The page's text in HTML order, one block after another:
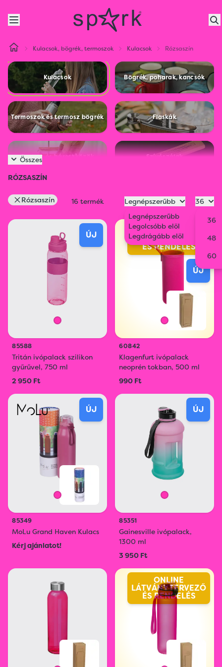
Kulacsok, bögrék, termoszok Kulacsok Rózsaszín
Kulacsok Bögrék, poharak, kancsók
Termoszok és termosz bögrék Flaskák
Szettek és báreszközök Szívószálak
Összes
RÓZSASZÍN
Rózsaszín 16 termék
Legnépszerűbb
Legnépszerűbb
Legolcsóbb elöl
Legdrágább elöl
36
36
48
60
ÚJ
85588
Tritán ivópalack szilikon
gyűrűvel, 750 ml
2 950 Ft
ONLINE
LÁTVÁNYTERVEZŐ
ÉS RENDELÉS
ÚJ
60842
Klagenfurt ivópalack
neoprén tokban, 500 ml
990 Ft
ÚJ
85349
MoLu Grand Haven Kulacs
Kérj ajánlatot!
ÚJ
85351
Gainesville ivópalack,
1300 ml
3 950 Ft
ONLINE
LÁTVÁNYTERVEZŐ
ÉS RENDELÉS